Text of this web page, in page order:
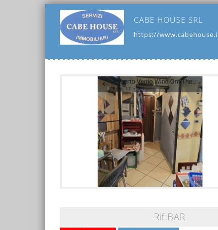
CABE HOUSE SRL
https://
Rif:BAR